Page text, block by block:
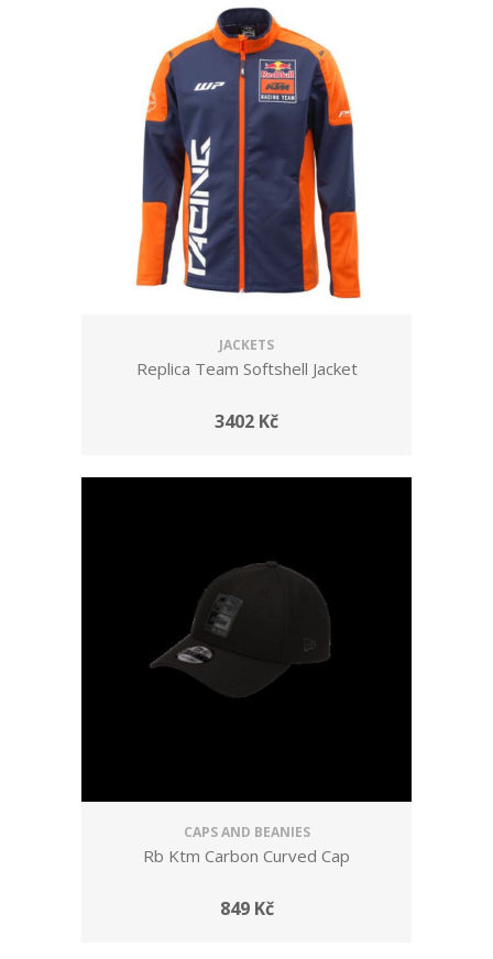
JACKETS
Replica Team Softshell Jacket
3402 Kč
CAPS AND BEANIES
Rb Ktm Carbon Curved Cap
849 Kč